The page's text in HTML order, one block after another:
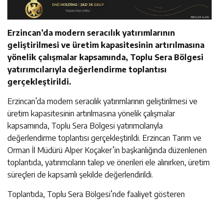
Erzincan’da modern seracılık yatırımlarının
geliştirilmesi ve üretim kapasitesinin artırılmasına
yönelik çalışmalar kapsamında, Toplu Sera Bölgesi
yatırımcılarıyla değerlendirme toplantısı
gerçekleştirildi.
Erzincan’da modern seracılık yatırımlarının geliştirilmesi ve
üretim kapasitesinin artırılmasına yönelik çalışmalar
kapsamında, Toplu Sera Bölgesi yatırımcılarıyla
değerlendirme toplantısı gerçekleştirildi. Erzincan Tarım ve
Orman İl Müdürü Alper Koçaker’in başkanlığında düzenlenen
toplantıda, yatırımcıların talep ve önerileri ele alınırken, üretim
süreçleri de kapsamlı şekilde değerlendirildi.
Toplantıda, Toplu Sera Bölgesi’nde faaliyet gösteren